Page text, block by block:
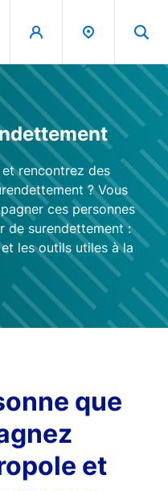
rencontrez des
? Vous
ces personnes
de surendettement :
les outils utiles à la
que
et